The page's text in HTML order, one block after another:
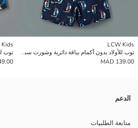
LCW Kids
توب للأولاد بدون أكمام بياقة دائرية وشورت سباحة
139.00 MAD
Kids
MAD
الدعم
متابعة الطلبيات